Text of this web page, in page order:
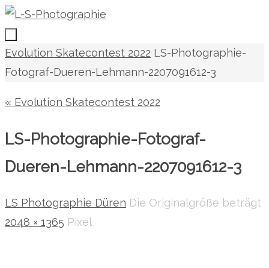
Zum
Inhalt
springen
Zum
Inhalt
Start
Evolution Skatecontest 2022 LS-Photographie-
Fotograf-Dueren-Lehmann-2207091612-3
« Evolution Skatecontest 2022
LS-Photographie-Fotograf-
Dueren-Lehmann-2207091612-3
LS Photographie Düren Die Originalgröße beträgt
2048 × 1365 Pixel